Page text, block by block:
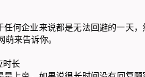
何企业来说都是无法回避的一天，
萌来告诉你。
长